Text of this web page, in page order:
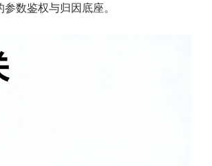
数鉴权与归因底座。